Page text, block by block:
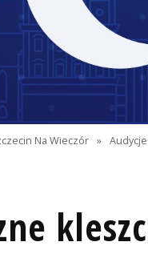
Na Wieczór » Audycje